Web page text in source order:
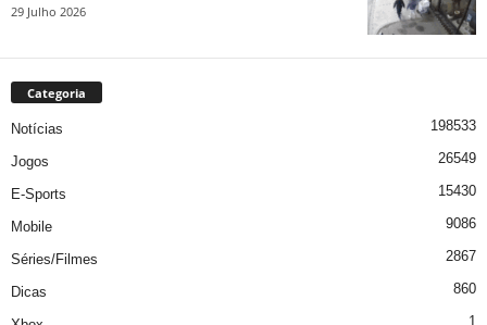
29 Julho 2026
Categoria
Notícias 198533
Jogos 26549
E-Sports 15430
Mobile 9086
Séries/Filmes 2867
Dicas 860
1